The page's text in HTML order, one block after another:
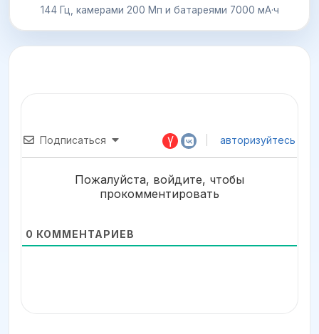
144 Гц, камерами 200 Мп и батареями 7000 мА·ч
Подписаться авторизуйтесь
Пожалуйста, войдите, чтобы
прокомментировать
0 КОММЕНТАРИЕВ